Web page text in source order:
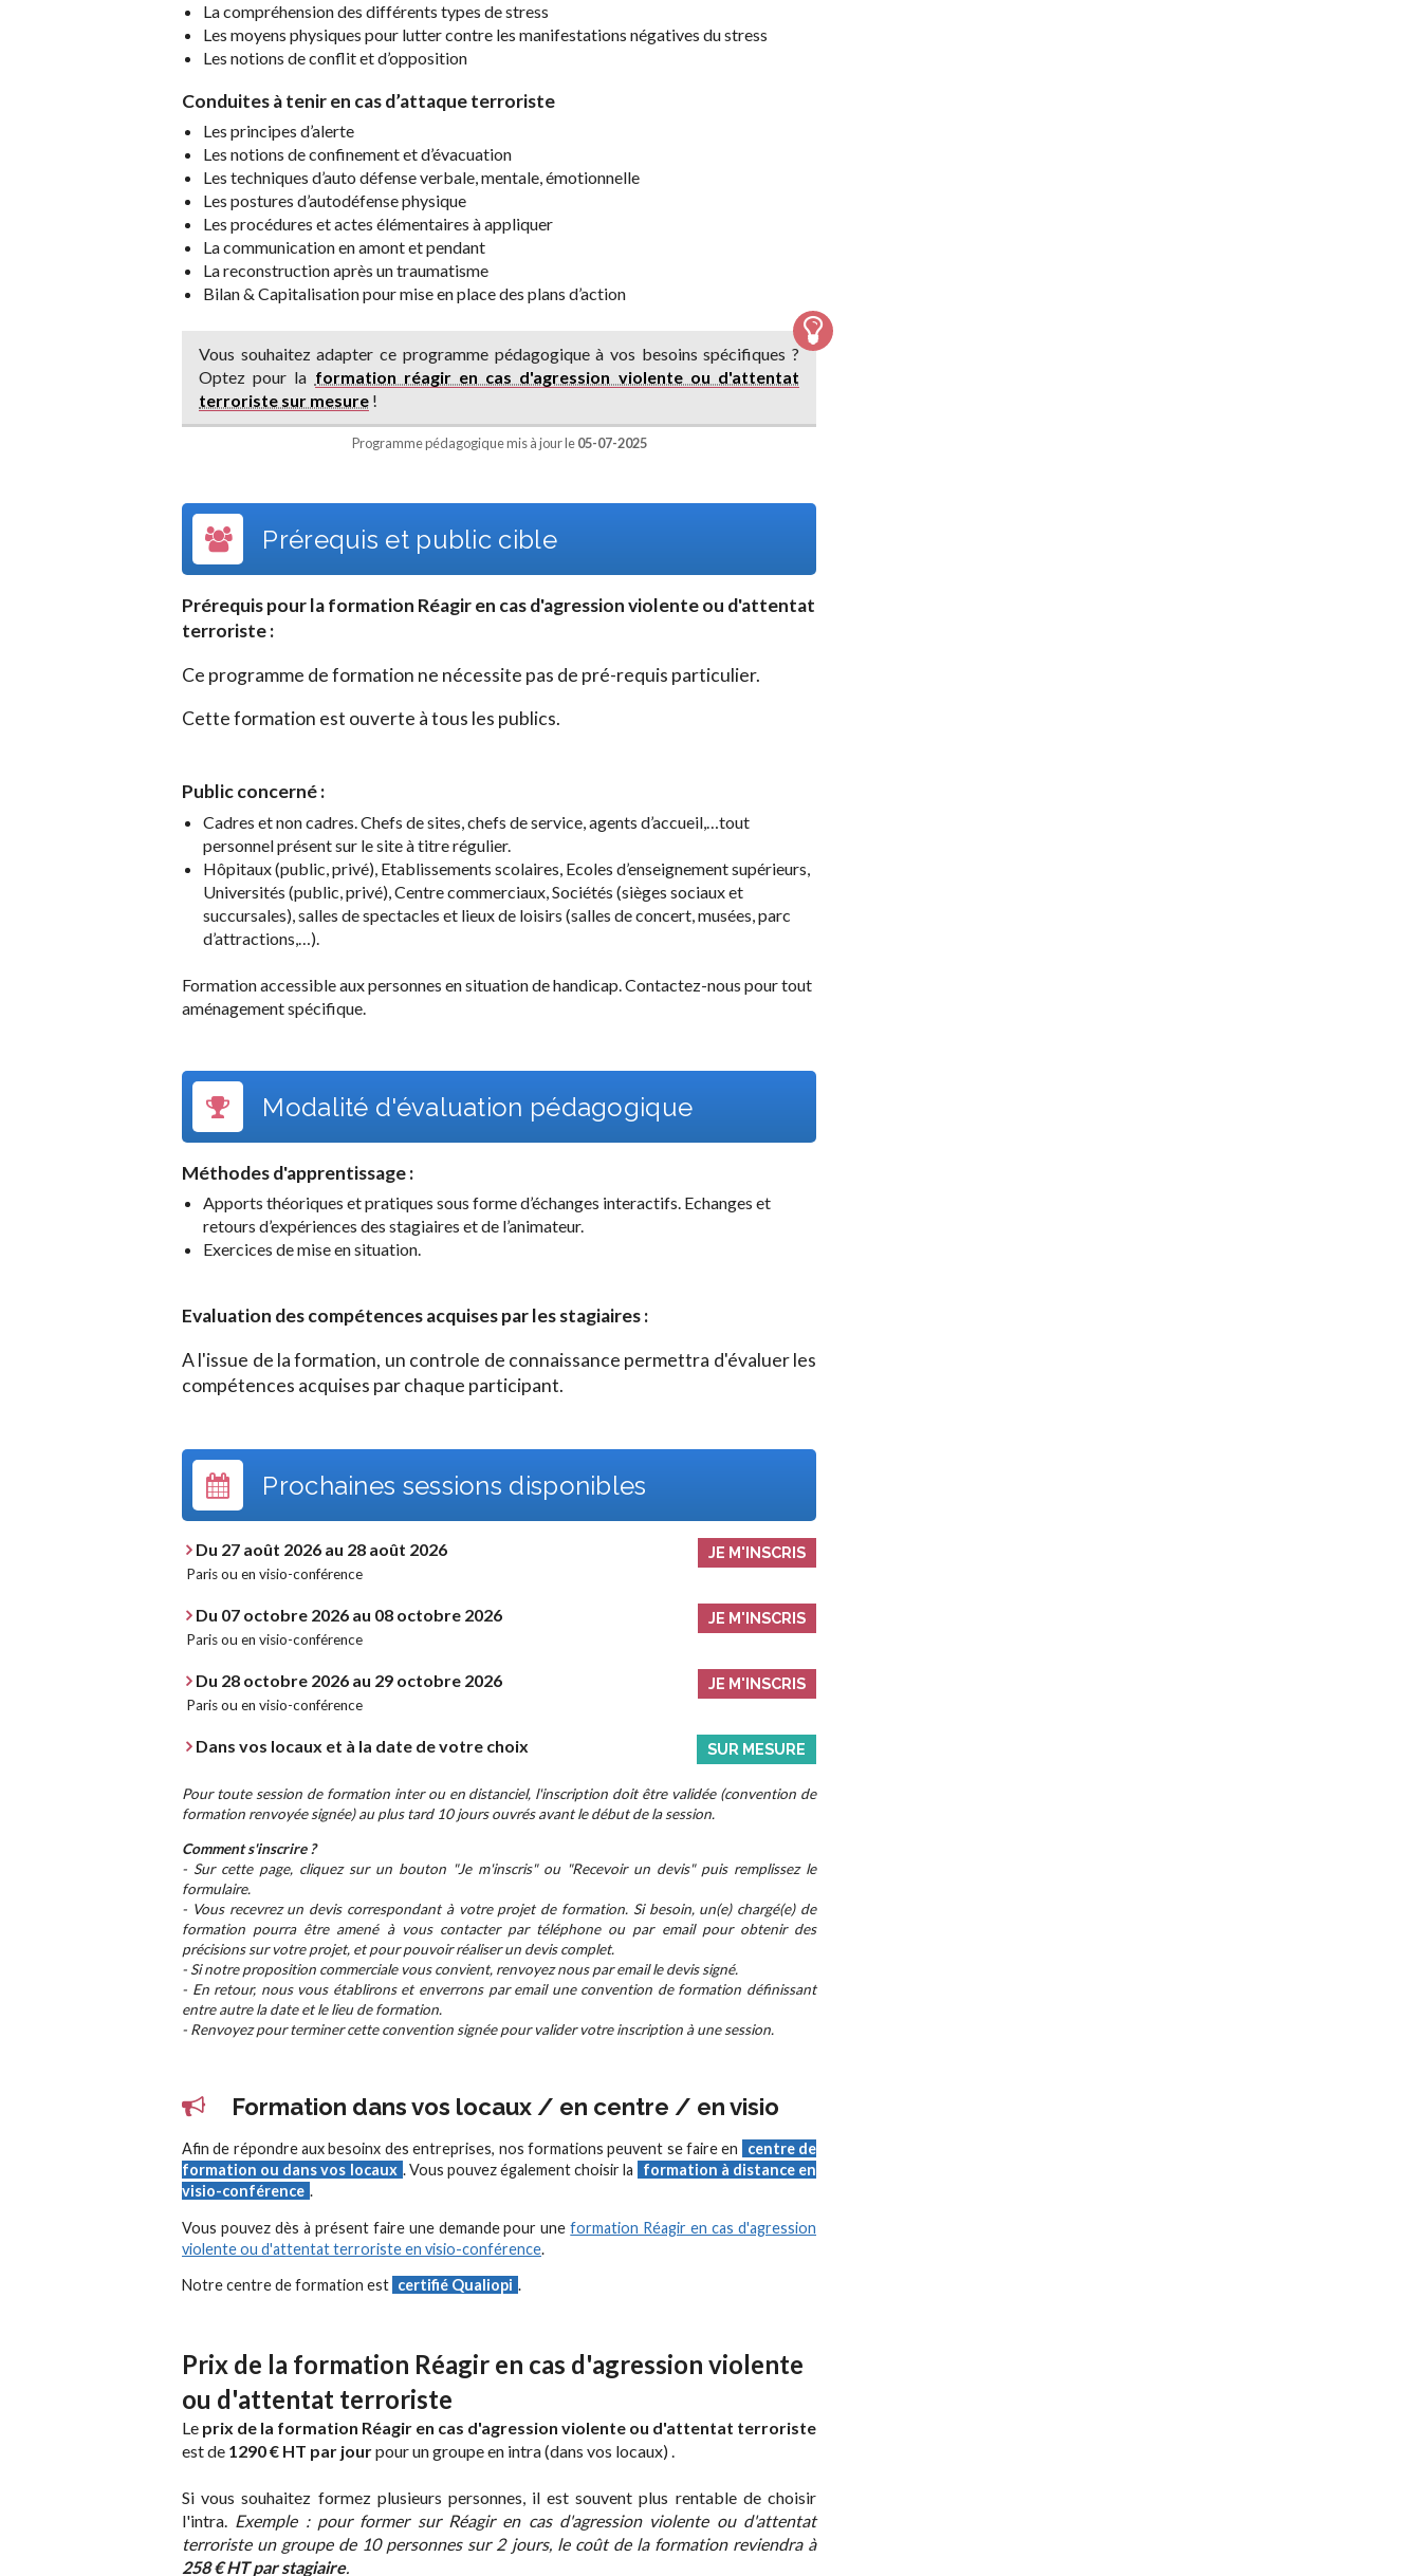
La compréhension des différents types de stress
Les moyens physiques pour lutter contre les manifestations négatives du stress
Les notions de conflit et d’opposition
Conduites à teniren cas d’attaque terroriste
Les principes d’alerte
Les notions de confinement et d’évacuation
Les techniques d’auto défense verbale, mentale, émotionnelle
Les postures d’autodéfense physique
Les procédures et actes élémentaires à appliquer
La communication en amont et pendant
La reconstruction après un traumatisme
Bilan & Capitalisation pour mise en place des plans d’action
Vous souhaitez adapter ce programme pédagogique à vos besoins spécifiques ?
Optez pour la formation réagir en cas d'agression violente ou d'attentat
terroriste sur mesure !
Programme pédagogique mis à jour le05-07-2025
Prérequis et public cible
Prérequis pour la formation Réagir en cas d'agression violente ou d'attentat
terroriste:
Ce programme de formation ne nécessite pas de pré-requis particulier.
Cette formation est ouverte à tous les publics.
Public concerné :
Cadres et non cadres. Chefs de sites, chefs de service, agents d’accueil,…tout
personnel présent sur le site à titre régulier.
Hôpitaux (public, privé), Etablissements scolaires, Ecoles d’enseignement supérieurs,
Universités (public, privé), Centre commerciaux, Sociétés (sièges sociaux et
succursales), salles de spectacles et lieux de loisirs (salles de concert, musées, parc
d’attractions,…).
Formation accessible aux personnes en situation de handicap. Contactez-nous pour tout
aménagement spécifique.
Modalité d'évaluation pédagogique
Méthodes d'apprentissage :
Apports théoriques et pratiques sous forme d’échanges interactifs. Echanges et
retours d’expériences des stagiaires et de l’animateur.
Exercices de mise en situation.
Evaluation des compétences acquises par les stagiaires :
A l'issue de la formation, un controle de connaissance permettra d'évaluer les
compétences acquises par chaque participant.
Prochaines sessions disponibles
Du 27 août 2026 au 28 août 2026
Paris ou en visio-conférence
JE M'INSCRIS
Du 07 octobre 2026 au 08 octobre 2026
Paris ou en visio-conférence
JE M'INSCRIS
Du 28 octobre 2026 au 29 octobre 2026
Paris ou en visio-conférence
JE M'INSCRIS
Dans vos locaux et à la date de votre choix SUR MESURE
Pour toute session de formation inter ou en distanciel, l'inscription doit être validée (convention de
formation renvoyée signée) au plus tard 10 jours ouvrés avant le début de la session.
Comment s'inscrire ?
- Sur cette page, cliquez sur un bouton "Je m'inscris" ou "Recevoir un devis" puis remplissez le
formulaire.
- Vous recevrez un devis correspondant à votre projet de formation. Si besoin, un(e) chargé(e) de
formation pourra être amené à vous contacter par téléphone ou par email pour obtenir des
précisions sur votre projet, et pour pouvoir réaliser un devis complet.
- Si notre proposition commerciale vous convient, renvoyez nous par email le devis signé.
- En retour, nous vous établirons et enverrons par email une convention de formation définissant
entre autre la date et le lieu de formation.
- Renvoyez pour terminer cette convention signée pour valider votre inscription à une session.
Formation dans vos locaux / en centre / en visio
Afin de répondre aux besoinx des entreprises, nos formations peuvent se faire en
centre de
formation ou dans vos locaux . Vous pouvez également choisir la
formation à distance en
visio-conférence .
Vous pouvez dès à présent faire une demande pour uneformation Réagir en cas d'agression
violente ou d'attentat terroriste en visio-conférence.
Notre centre de formation est certifié Qualiopi .
Prix de la formation Réagir en cas d'agression violente
ou d'attentat terroriste
Le prix de la formation Réagir en cas d'agression violente ou d'attentat terroriste
est de 1290 € HT par jourpour un groupe en intra (dans vos locaux) .
Si vous souhaitez formez plusieurs personnes, il est souvent plus rentable de choisir
l'intra. Exemple : pour former sur Réagir en cas d'agression violente ou d'attentat
terroriste un groupe de 10 personnes sur 2 jours, le coût de la formation reviendra à
258 € HT par stagiaire.